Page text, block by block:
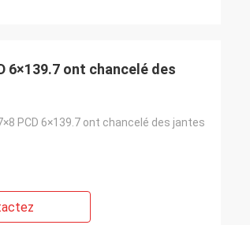
6×139.7 ont chancelé des
PCD 6×139.7 ont chancelé des jantes